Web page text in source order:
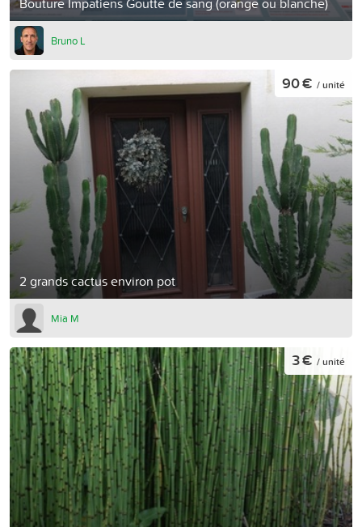
Bruno L
2 grands cactus environ pot
90 € / unité
Mia M
3 € / unité